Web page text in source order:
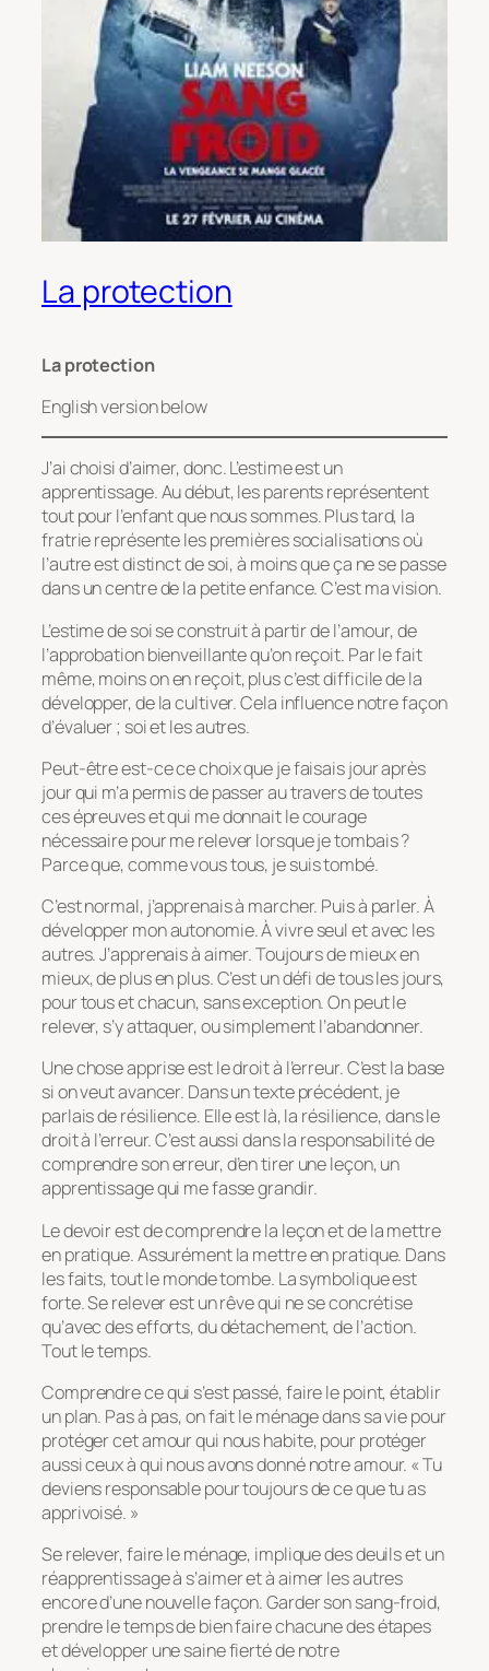
La protection
La protection
English version below
J’ai choisi d’aimer, donc. L’estime est un
apprentissage. Au début, les parents représentent
tout pour l’enfant que nous sommes. Plus tard, la
fratrie représente les premières socialisations où
l’autre est distinct de soi, à moins que ça ne se passe
dans un centre de la petite enfance. C’est ma vision.
L’estime de soi se construit à partir de l’amour, de
l’approbation bienveillante qu’on reçoit. Par le fait
même, moins on en reçoit, plus c’est difficile de la
développer, de la cultiver. Cela influence notre façon
d’évaluer ; soi et les autres.
Peut-être est-ce ce choix que je faisais jour après
jour qui m’a permis de passer au travers de toutes
ces épreuves et qui me donnait le courage
nécessaire pour me relever lorsque je tombais ?
Parce que, comme vous tous, je suis tombé.
C’est normal, j’apprenais à marcher. Puis à parler. À
développer mon autonomie. À vivre seul et avec les
autres. J’apprenais à aimer. Toujours de mieux en
mieux, de plus en plus. C’est un défi de tous les jours,
pour tous et chacun, sans exception. On peut le
relever, s’y attaquer, ou simplement l’abandonner.
Une chose apprise est le droit à l’erreur. C’est la base
si on veut avancer. Dans un texte précédent, je
parlais de résilience. Elle est là, la résilience, dans le
droit à l’erreur. C’est aussi dans la responsabilité de
comprendre son erreur, d’en tirer une leçon, un
apprentissage qui me fasse grandir.
Le devoir est de comprendre la leçon et de la mettre
en pratique. Assurément la mettre en pratique. Dans
les faits, tout le monde tombe. La symbolique est
forte. Se relever est un rêve qui ne se concrétise
qu’avec des efforts, du détachement, de l’action.
Tout le temps.
Comprendre ce qui s’est passé, faire le point, établir
un plan. Pas à pas, on fait le ménage dans sa vie pour
protéger cet amour qui nous habite, pour protéger
aussi ceux à qui nous avons donné notre amour. « Tu
deviens responsable pour toujours de ce que tu as
apprivoisé. »
Se relever, faire le ménage, implique des deuils et un
réapprentissage à s’aimer et à aimer les autres
encore d’une nouvelle façon. Garder son sang-froid,
prendre le temps de bien faire chacune des étapes
et développer une saine fierté de notre